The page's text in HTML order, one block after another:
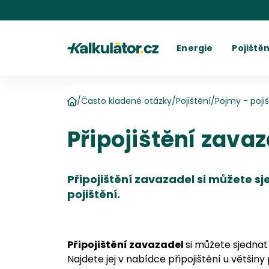
Kalkulátor.cz Energie
Kalkulačka elektřiny
Povinné
Domů
/Často kladené otázky/Pojištění/Pojmy -
Připojištění
Připojištění zavazadel si můžete
pojištění.
Připojištění zavazadelsi můžete
Najdete jej v nabídce připojištění u většiny